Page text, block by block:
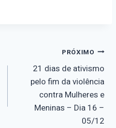
PRÓXIMO
21 dias de ativismo
pelo fim da violência
contra Mulheres e
Meninas – Dia 16 –
05/12